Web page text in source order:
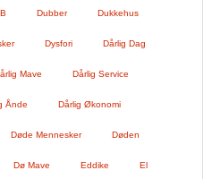
Dubber Dukkehus
Dysfori Dårlig Dag
Mave Dårlig Service
Ånde Dårlig Økonomi
Døde Mennesker Døden
Dø Mave Eddike El